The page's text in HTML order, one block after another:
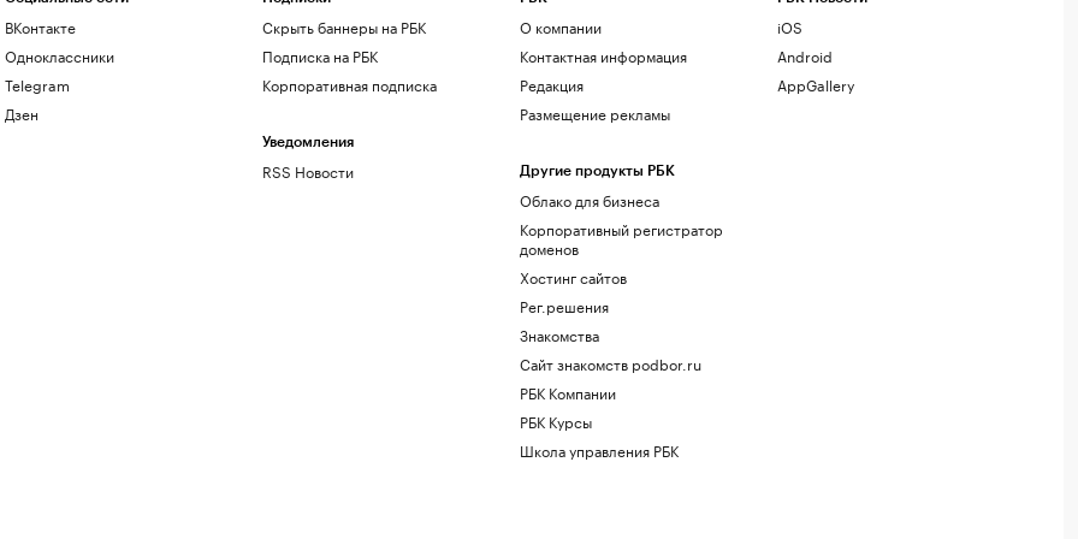
ВКонтакте
Одноклассники
Telegram
Дзен
Скрыть баннеры на РБК
Подписка на РБК
Корпоративная подписка
Уведомления
RSS Новости
О компании
Контактная информация
Редакция
Размещение рекламы
Другие продукты РБК
Облако для бизнеса
Корпоративный регистратор
доменов
Хостинг сайтов
Рег.решения
Знакомства
Сайт знакомств podbor.ru
РБК Компании
РБК Курсы
Школа управления РБК
iOS
Android
AppGallery